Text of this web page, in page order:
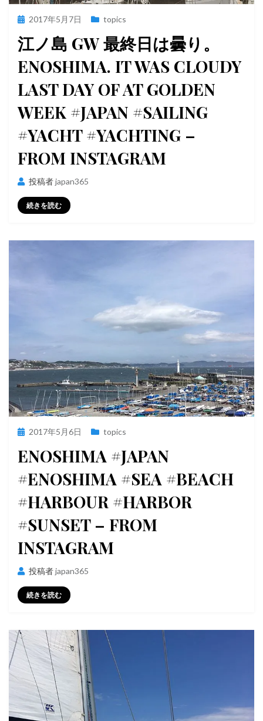
投
日:
2017年5月7日 topics
江ノ島 GW 最終日は曇り。
ENOSHIMA. IT WAS CLOUDY
LAST DAY OF AT GOLDEN
WEEK #JAPAN #SAILING
#YACHT #YACHTING –
FROM INSTAGRAM
投稿者japan365
続きを読む
投
日:
2017年5月6日 topics
ENOSHIMA #JAPAN
#ENOSHIMA #SEA #BEACH
#HARBOUR #HARBOR
#SUNSET – FROM
INSTAGRAM
投稿者japan365
続きを読む